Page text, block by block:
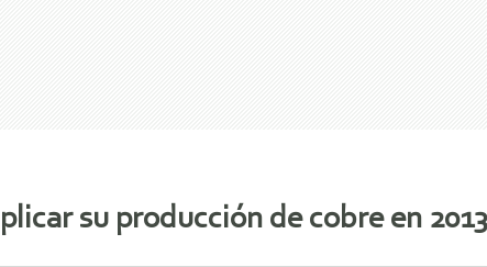
su producción de cobre en 2013